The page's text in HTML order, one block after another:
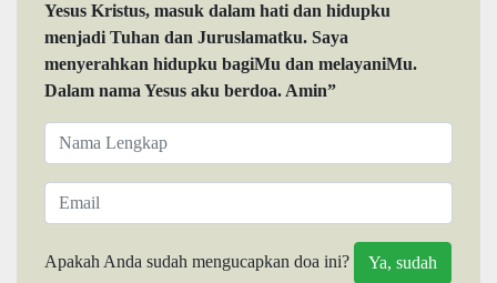
Yesus Kristus, masuk dalam hati dan hidupku
menjadi Tuhan dan Juruslamatku. Saya
menyerahkan hidupku bagiMu dan melayaniMu.
Dalam nama Yesus aku berdoa. Amin”
Apakah Anda sudah mengucapkan doa ini?